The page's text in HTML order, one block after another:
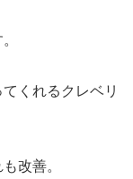
くれるクレベリ
改善。